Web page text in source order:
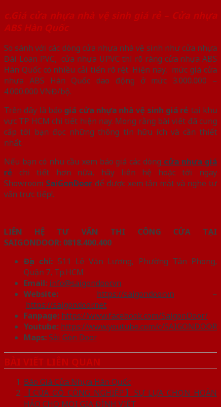
c.Giá cửa nhựa nhà vệ sinh giá rẻ – Cửa nhựa
ABS Hàn Quốc
So sánh với các dòng cửa nhựa nhà vệ sinh như cửa nhựa
Đài Loan PVC, cửa nhựa UPVC thì rõ ràng cửa nhựa ABS
Hàn Quốc có nhiều cải tiến rõ rệt. Hiện nay, mức giá cửa
nhựa ABS Hàn Quốc dao động ở mức 3.000.000 –
4.000.000 VNĐ/bộ.
Trên đây là báo giá cửa nhựa nhà vệ sinh giá rẻ tại khu
vực TP HCM chi tiết hiện nay. Mong rằng bài viết đã cung
cấp tới bạn đọc những thông tin hữu ích và cần thiết
nhất.
Nếu bạn có nhu cầu xem báo giá các dòng cửa nhựa giá
rẻ chi tiết hơn nữa, hãy liên hệ hoặc tới ngay
Showroom SaiGonDoorđể được xem tận mắt và nghe tư
vấn trực tiếp!.
LIÊN HỆ TƯ VẤN THI CÔNG CỬA TẠI
SAIGONDOOR: 0818.400.400
Địa chỉ: 511 Lê Văn Lương, Phường Tân Phong,
Quận 7, Tp.HCM
Email: info@saigondoor.vn
Website:
https://saigondoor.vn –
https://saigondoor.net
Fanpage: https://www.facebook.com/SaigonDoor/
Youtube: https://www.youtube.com/c/SAIGONDOOR
Maps:Sài Gòn Door
BÀI VIẾT LIÊN QUAN
Báo Giá Cửa Nhựa Hàn Quốc
【CỬA GỖ CÔNG NGHIỆP】SỰ LỰA CHỌN HOÀN
HẢO CHO MỌI GIA ĐÌNH VIỆT